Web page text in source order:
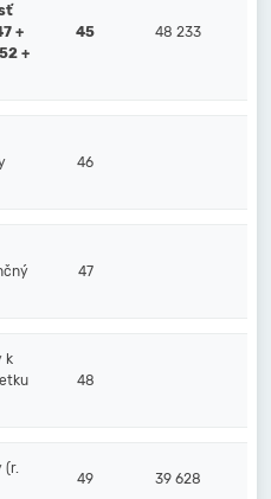
+
+
45 48 233
46
47
k
48
(r.
49 39 628